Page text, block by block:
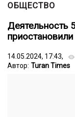
ОБЩЕСТВО
Деятельность
14.05.2024, 17:43,
Автор: Turan Times